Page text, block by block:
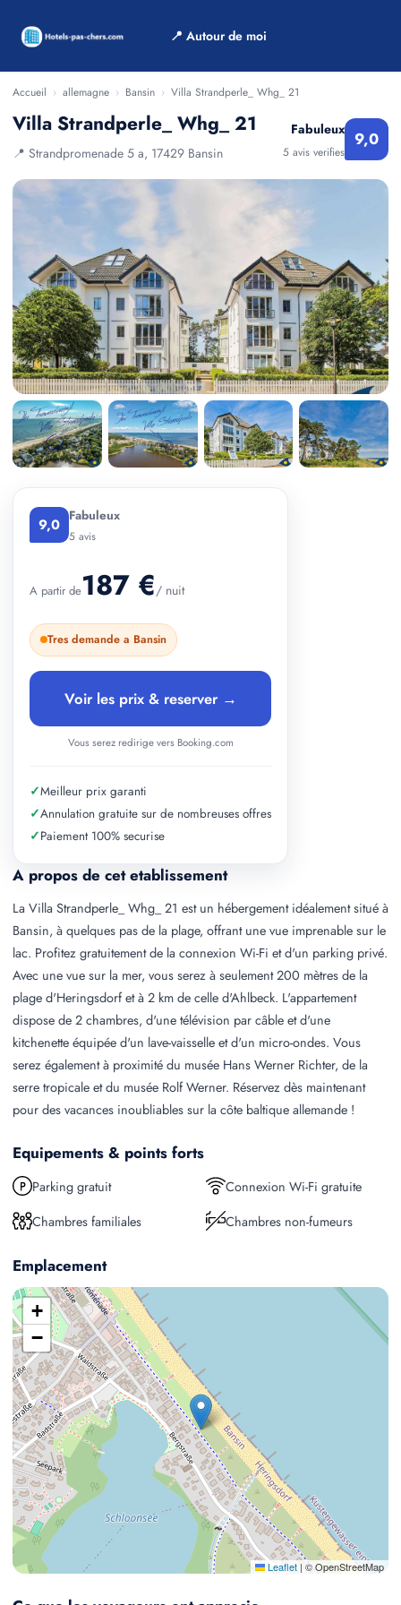
📍 Autour de moi
Accueil › allemagne › Bansin › Villa Strandperle_ Whg_ 21
Villa Strandperle_ Whg_ 21
📍 Strandpromenade 5 a, 17429 Bansin
Fabuleux
5 avis verifies
9,0
A propos de cet etablissement
La Villa Strandperle_ Whg_ 21 est un hébergement idéalement situé à
Bansin, à quelques pas de la plage, offrant une vue imprenable sur le
lac. Profitez gratuitement de la connexion Wi-Fi et d'un parking privé.
Avec une vue sur la mer, vous serez à seulement 200 mètres de la
plage d'Heringsdorf et à 2 km de celle d'Ahlbeck. L'appartement
dispose de 2 chambres, d'une télévision par câble et d'une
kitchenette équipée d'un lave-vaisselle et d'un micro-ondes. Vous
serez également à proximité du musée Hans Werner Richter, de la
serre tropicale et du musée Rolf Werner. Réservez dès maintenant
pour des vacances inoubliables sur la côte baltique allemande !
Equipements & points forts
Parking gratuit
Connexion Wi-Fi gratuite
Chambres familiales
Chambres non-fumeurs
Emplacement
+
−
Leaflet | © OpenStreetMap
9,0 Fabuleux
5 avis
A partir de187 €/ nuit
Tres demande a Bansin
Voir les prix & reserver →
Vous serez redirige vers Booking.com
✓Meilleur prix garanti
✓Annulation gratuite sur de nombreuses offres
✓Paiement 100% securise